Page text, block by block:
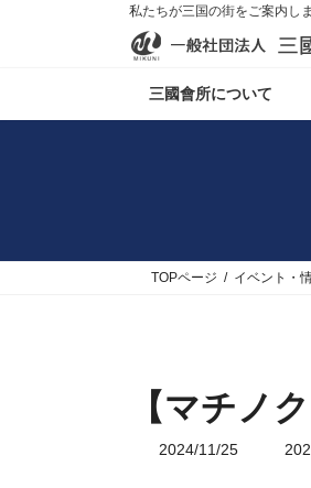
私たちが三国の街をご案内し
テ
ッ
ゲ
移
三國會所について
TOPページ イベント・
【マチノ
2024/11/25
最